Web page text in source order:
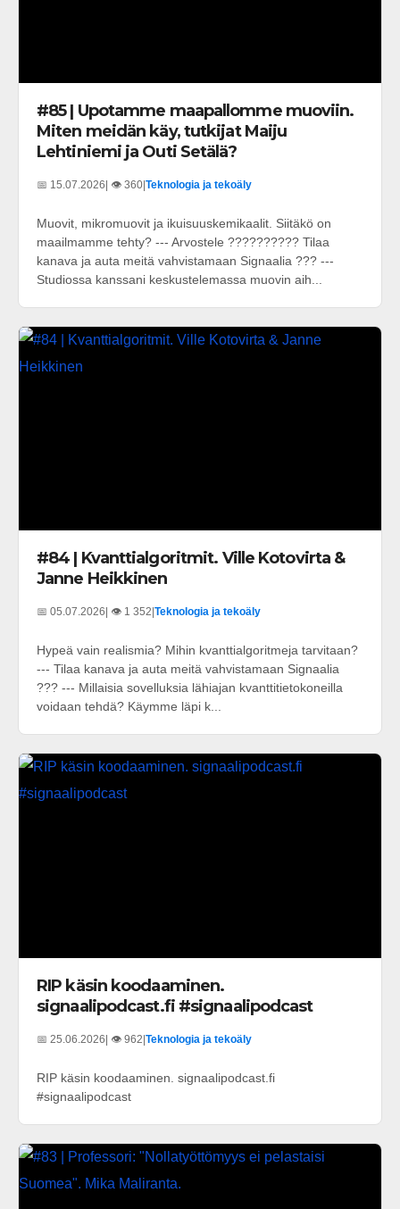
#85 | Upotamme maapallomme muoviin.
Miten meidän käy, tutkijat Maiju
Lehtiniemi ja Outi Setälä?
📅 15.07.2026| 👁️ 360|Teknologia ja tekoäly
Muovit, mikromuovit ja ikuisuuskemikaalit. Siitäkö on
maailmamme tehty? --- Arvostele ?????????? Tilaa
kanava ja auta meitä vahvistamaan Signaalia ??? ---
Studiossa kanssani keskustelemassa muovin aih...
#84 | Kvanttialgoritmit. Ville Kotovirta &
Janne Heikkinen
📅 05.07.2026 | 👁️ 1 352 Teknologia ja tekoäly
Hypeä vain realismia? Mihin kvanttialgoritmeja tarvitaan?
--- Tilaa kanava ja auta meitä vahvistamaan Signaalia
??? --- Millaisia sovelluksia lähiajan kvanttitietokoneilla
voidaan tehdä? Käymme läpi k...
RIP käsin koodaaminen.
signaalipodcast.fi #signaalipodcast
📅 25.06.2026| 👁️ 962|Teknologia ja tekoäly
RIP käsin koodaaminen. signaalipodcast.fi
#signaalipodcast